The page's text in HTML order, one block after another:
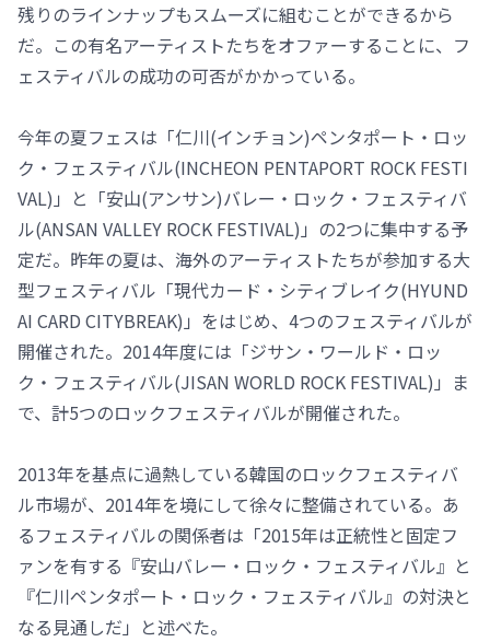
残りのラインナップもスムーズに組むことができるから
だ。この有名アーティストたちをオファーすることに、フ
ェスティバルの成功の可否がかかっている。
今年の夏フェスは「仁川(インチョン)ペンタポート・ロッ
ク・フェスティバル(INCHEON PENTAPORT ROCK FESTI
VAL)」と「安山(アンサン)バレー・ロック・フェスティバ
ル(ANSAN VALLEY ROCK FESTIVAL)」の2つに集中する予
定だ。昨年の夏は、海外のアーティストたちが参加する大
型フェスティバル「現代カード・シティブレイク(HYUND
AI CARD CITYBREAK)」をはじめ、4つのフェスティバルが
開催された。2014年度には「ジサン・ワールド・ロッ
ク・フェスティバル(JISAN WORLD ROCK FESTIVAL)」ま
で、計5つのロックフェスティバルが開催された。
2013年を基点に過熱している韓国のロックフェスティバ
ル市場が、2014年を境にして徐々に整備されている。あ
るフェスティバルの関係者は「2015年は正統性と固定フ
ァンを有する『安山バレー・ロック・フェスティバル』と
『仁川ペンタポート・ロック・フェスティバル』の対決と
なる見通しだ」と述べた。